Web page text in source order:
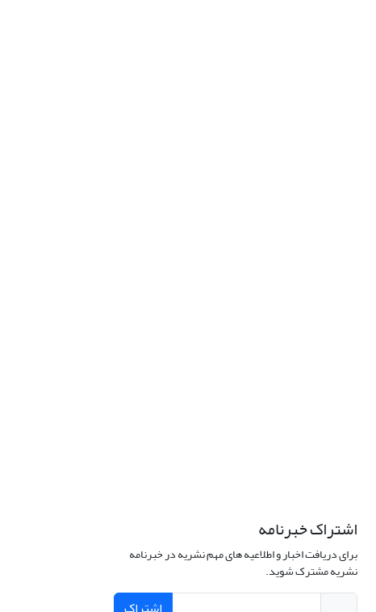
اشتراک خبرنامه
برای دریافت اخبار و اطلاعیه های مهم نشریه در خبرنامه
نشریه مشترک شوید.